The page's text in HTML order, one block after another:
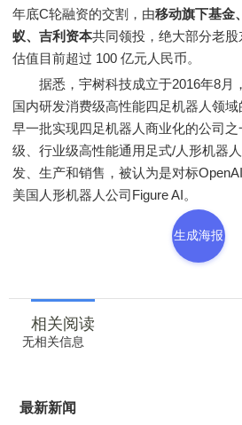
年底C轮融资的交割，由移动旗下基金
蚁、吉利资本共同领投，绝大部分老
估值目前超过 100 亿元人民币。
据悉，宇树科技成立于2016年8月
国内研发消费级高性能四足机器人领
早一批实现四足机器人商业化的公司
级、行业级高性能通用足式/人形机器
发、生产和销售，被认为是对标
美国人形机器人公司Figure AI。
生成海报
相关阅读
无相关信息
最新新闻